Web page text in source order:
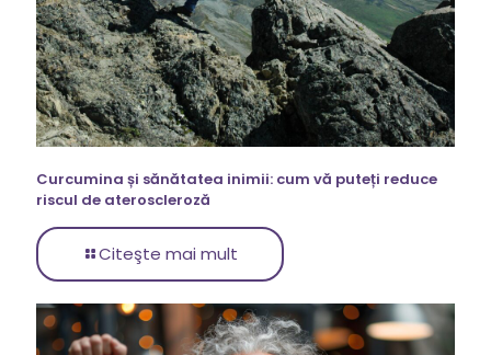
Curcumina și sănătatea inimii: cum vă puteți reduce
riscul de ateroscleroză
Citeşte mai mult